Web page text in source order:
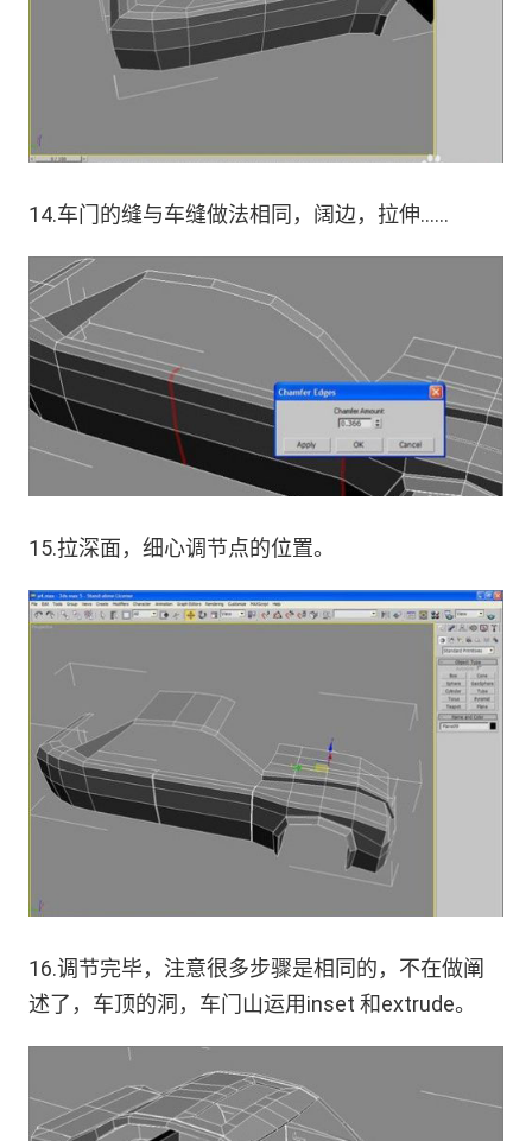
14.车门的缝与车缝做法相同，阔边，拉伸……
15.拉深面，细心调节点的位置。
16.调节完毕，注意很多步骤是相同的，不在做阐
述了，车顶的洞，车门山运用inset 和extrude。